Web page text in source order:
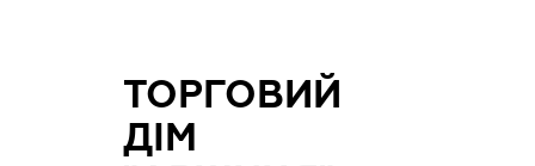
ТОРГОВИЙ
ДІМ